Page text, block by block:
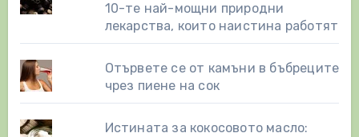
10-те най-мощни природни
лекарства, които наистина работят
Отървете се от камъни в бъбреците
чрез пиене на сок
Истината за кокосовото масло: